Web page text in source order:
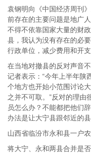
袁钢明向《中国经济周刊
前存在的主要问题是地广
不得不依靠国家大量的财
县，我认为没有存在的必
行政单位，减少费用和开
在当地对撤县的反对声音
记者表示：“今年上半年陕
个地方也开始小范围讨论
之并不可取。”反对的理由
员怎么办？不能都把他们
办法是让大宁县跟邻近的
山西省临汾市永和县一户
将大宁、永和两县合并是